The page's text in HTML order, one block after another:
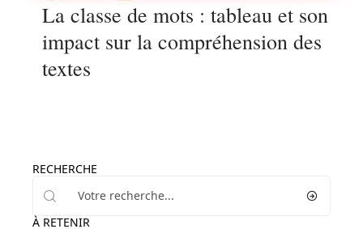
La classe de mots : tableau et son
impact sur la compréhension des
textes
RECHERCHE
À RETENIR